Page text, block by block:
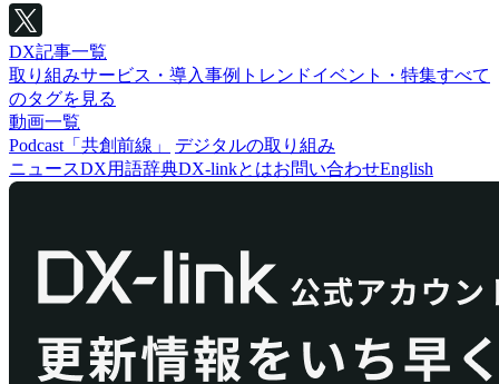
DX記事一覧
取り組みサービス・導入事例 トレンドイベント・特集すべて
のタグを見る
動画一覧
Podcast「共創前線」
デジタルの取り組み
ニュースDX用語辞典DX-linkとはお問い合わせEnglish